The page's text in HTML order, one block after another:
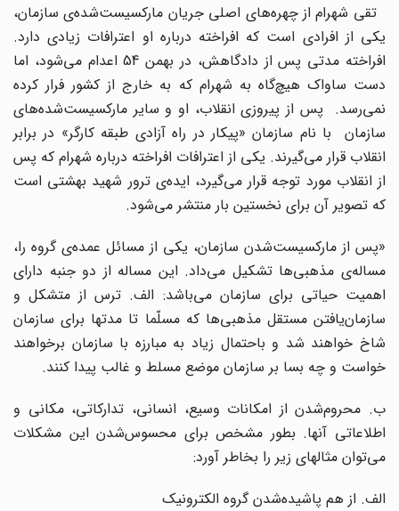
تقی شهرام از چهره‌های اصلی جریان مارکسیست‌شده‌ی سازمان،
یکی از افرادی است که افراخته درباره او اعترافات زیادی دارد.
افراخته مدتی پس از دادگاهش، در بهمن 54 اعدام می‌شود، اما
دست ساواک هیچ‌گاه به شهرام که به خارج از کشور فرار کرده
نمی‌رسد. پس از پیروزی انقلاب، او و سایر مارکسیست‌شده‌های
سازمان با نام سازمان «پیکار در راه آزادی طبقه کارگر» در برابر
انقلاب قرار می‌گیرند. یکی از اعترافات افراخته درباره شهرام که پس
از انقلاب مورد توجه قرار می‌گیرد، ایده‌ی ترور شهید بهشتی است
که تصویر آن برای نخستین بار منتشر می‌شود.
«پس از مارکسیست‌شدن سازمان، یکی از مسائل عمده‌ی گروه را،
مساله‌ی مذهبی‌ها تشکیل می‌داد. این مساله از دو جنبه دارای
اهمیت حیاتی برای سازمان می‌باشد: الف. ترس از متشکل و
سازمان‌یافتن مستقل مذهبی‌ها که مسلّما تا مدتها برای سازمان
شاخ خواهند شد و باحتمال زیاد به مبارزه با سازمان برخواهند
خواست و چه بسا بر سازمان موضع مسلط و غالب پیدا کنند.
ب. محروم‌شدن از امکانات وسیع، انسانی، تدارکاتی، مکانی و
اطلاعاتی آنها. بطور مشخص برای محسوس‌شدن این مشکلات
می‌توان مثالهای زیر را بخاطر آورد:
الف. از هم پاشیده‌شدن گروه الکترونیک